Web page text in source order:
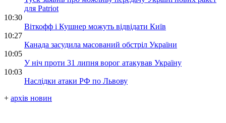
для Patriot
10:30
Віткофф і Кушнер можуть відвідати Київ
10:27
Канада засудила масований обстріл України
10:05
У ніч проти 31 липня ворог атакував Україну
10:03
Наслідки атаки РФ по Львову
+ архів новин